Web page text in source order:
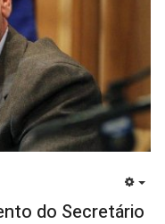
do Secretário